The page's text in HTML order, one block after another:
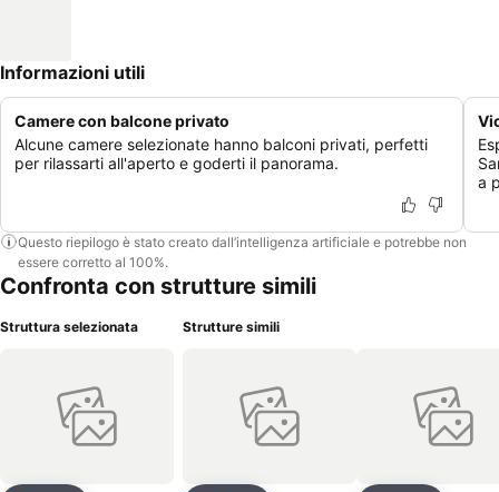
Informazioni utili
Camere con balcone privato
Alcune camere selezionate hanno balconi privati, perfetti
per rilassarti all'aperto e goderti il panorama.
a
Questo riepilogo è stato creato dall’intelligenza artificiale e potrebbe non
essere corretto al 100%.
Confronta con strutture simili
Struttura selezionata Strutture simili